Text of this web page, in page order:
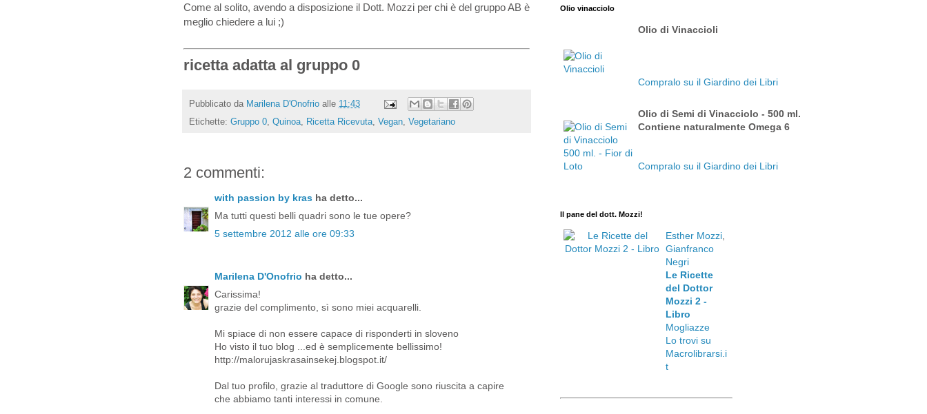
Come al solito, avendo a disposizione il Dott. Mozzi per chi è del gruppo AB è
meglio chiedere a lui ;)
ricetta adatta al gruppo 0
Pubblicato da Marilena D'Onofrio alle 11:43
Etichette: Gruppo 0, Quinoa, Ricetta Ricevuta, Vegan, Vegetariano
2 commenti:
with passion by kras ha detto...
Ma tutti questi belli quadri sono le tue opere?
5 settembre 2012 alle ore 09:33
Marilena D'Onofrio ha detto...
Carissima!
grazie del complimento, sì sono miei acquarelli.
Mi spiace di non essere capace di risponderti in sloveno
Ho visto il tuo blog ...ed è semplicemente bellissimo!
http://malorujaskrasainsekej.blogspot.it/
Dal tuo profilo, grazie al traduttore di Google sono riuscita a capire
che abbiamo tanti interessi in comune.
Olio vinacciolo
Olio di Vinaccioli
Compralo su il Giardino dei Libri
Olio di Semi di Vinacciolo - 500 ml.
Contiene naturalmente Omega 6
Compralo su il Giardino dei Libri
Il pane del dott. Mozzi!
Esther Mozzi
Gianfranco
Negri
Le Ricette
del Dottor
Mozzi 2 -
Libro
Mogliazze
Lo trovi su
Macrolibrarsi.i
t